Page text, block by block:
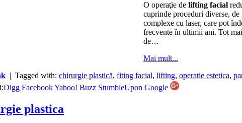
O operaţie de lifting facial
cuprinde proceduri diverse,
complexe cu laser, care pot
frecvente în ultimii ani. Tot
de…
Mai mult...
| Tagged with: chirurgie plastică, fiting facial, lifting, operatie estetica,
Digg FacebookYahoo! Buzz StumbleUpon Google
plastica